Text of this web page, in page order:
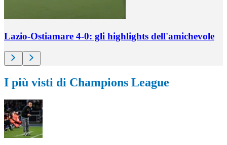
Lazio-Ostiamare 4-0: gli highlights dell'amichevole
I più visti di Champions League